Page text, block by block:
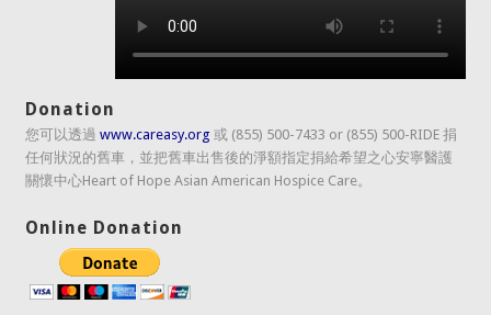
Donation
您可以透過www.careasy.org 或 (855) 500-7433 or (855) 500-RIDE 捐
任何狀況的舊車，並把舊車出售後的淨額指定捐給希望之心安寧醫護
關懷中心Heart of Hope Asian American Hospice Care。
Online Donation